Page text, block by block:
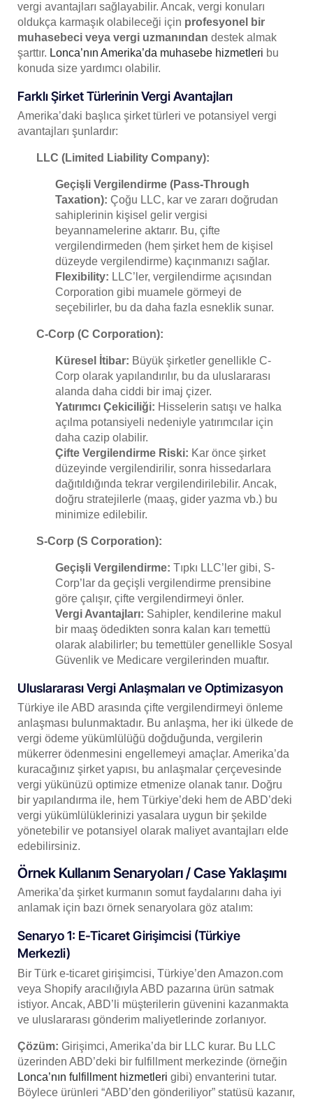
vergi avantajları sağlayabilir. Ancak, vergi konuları
oldukça karmaşık olabileceği için profesyonel bir
muhasebeci veya vergi uzmanından destek almak
şarttır. Lonca’nın Amerika’da muhasebe hizmetleri bu
konuda size yardımcı olabilir.
Farklı Şirket Türlerinin Vergi Avantajları
Amerika’daki başlıca şirket türleri ve potansiyel vergi
avantajları şunlardır:
LLC (Limited Liability Company):
Geçişli Vergilendirme (Pass-Through
Taxation): Çoğu LLC, kar ve zararı doğrudan
sahiplerinin kişisel gelir vergisi
beyannamelerine aktarır. Bu, çifte
vergilendirmeden (hem şirket hem de kişisel
düzeyde vergilendirme) kaçınmanızı sağlar.
Flexibility: LLC’ler, vergilendirme açısından
Corporation gibi muamele görmeyi de
seçebilirler, bu da daha fazla esneklik sunar.
C-Corp (C Corporation):
Küresel İtibar: Büyük şirketler genellikle C-
Corp olarak yapılandırılır, bu da uluslararası
alanda daha ciddi bir imaj çizer.
Yatırımcı Çekiciliği: Hisselerin satışı ve halka
açılma potansiyeli nedeniyle yatırımcılar için
daha cazip olabilir.
Çifte Vergilendirme Riski: Kar önce şirket
düzeyinde vergilendirilir, sonra hissedarlara
dağıtıldığında tekrar vergilendirilebilir. Ancak,
doğru stratejilerle (maaş, gider yazma vb.) bu
minimize edilebilir.
S-Corp (S Corporation):
Geçişli Vergilendirme: Tıpkı LLC’ler gibi, S-
Corp’lar da geçişli vergilendirme prensibine
göre çalışır, çifte vergilendirmeyi önler.
Vergi Avantajları: Sahipler, kendilerine makul
bir maaş ödedikten sonra kalan karı temettü
olarak alabilirler; bu temettüler genellikle Sosyal
Güvenlik ve Medicare vergilerinden muaftır.
Uluslararası Vergi Anlaşmaları ve Optimizasyon
Türkiye ile ABD arasında çifte vergilendirmeyi önleme
anlaşması bulunmaktadır. Bu anlaşma, her iki ülkede de
vergi ödeme yükümlülüğü doğduğunda, vergilerin
mükerrer ödenmesini engellemeyi amaçlar. Amerika’da
kuracağınız şirket yapısı, bu anlaşmalar çerçevesinde
vergi yükünüzü optimize etmenize olanak tanır. Doğru
bir yapılandırma ile, hem Türkiye’deki hem de ABD’deki
vergi yükümlülüklerinizi yasalara uygun bir şekilde
yönetebilir ve potansiyel olarak maliyet avantajları elde
edebilirsiniz.
Örnek Kullanım Senaryoları / Case Yaklaşımı
Amerika’da şirket kurmanın somut faydalarını daha iyi
anlamak için bazı örnek senaryolara göz atalım:
Senaryo 1: E-Ticaret Girişimcisi (Türkiye
Merkezli)
Bir Türk e-ticaret girişimcisi, Türkiye’den Amazon.com
veya Shopify aracılığıyla ABD pazarına ürün satmak
istiyor. Ancak, ABD’li müşterilerin güvenini kazanmakta
ve uluslararası gönderim maliyetlerinde zorlanıyor.
Çözüm: Girişimci, Amerika’da bir LLC kurar. Bu LLC
üzerinden ABD’deki bir fulfillment merkezinde (örneğin
Lonca’nın fulfillment hizmetleri gibi) envanterini tutar.
Böylece ürünleri “ABD’den gönderiliyor” statüsü kazanır,